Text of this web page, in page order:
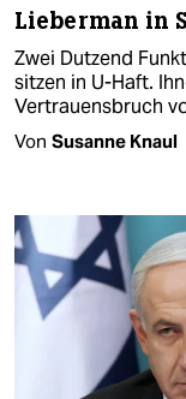
Lieberman in
Zwei Dutzend
sitzen in U-Haft.
Vertrauensbruch
Von Susanne Knaul